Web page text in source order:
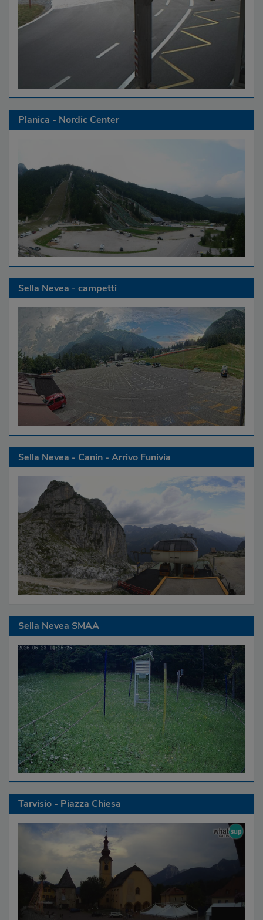
Planica - Nordic Center
Sella Nevea - campetti
Sella Nevea - Canin - Arrivo Funivia
Sella Nevea SMAA
Tarvisio - Piazza Chiesa